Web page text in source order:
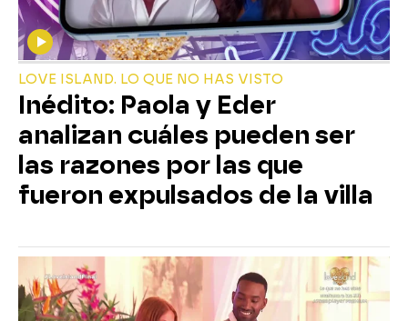
LOVE ISLAND. LO QUE NO HAS VISTO
Inédito: Paola y Eder
analizan cuáles pueden ser
las razones por las que
fueron expulsados de la villa